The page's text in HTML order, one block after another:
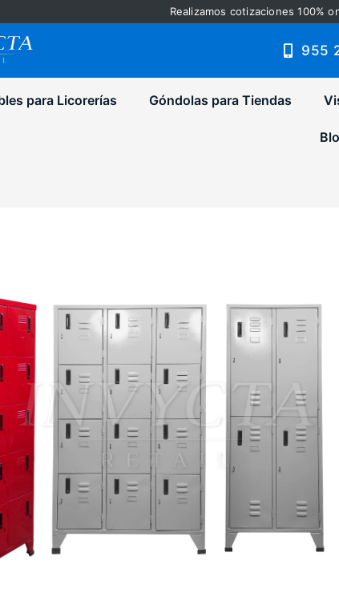
Realizamos cotizaciones
955
para Licorerías Góndolas para Tiendas